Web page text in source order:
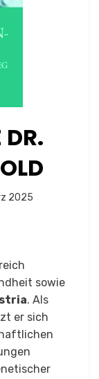
DR.
2025
sowie
. Als
er sich